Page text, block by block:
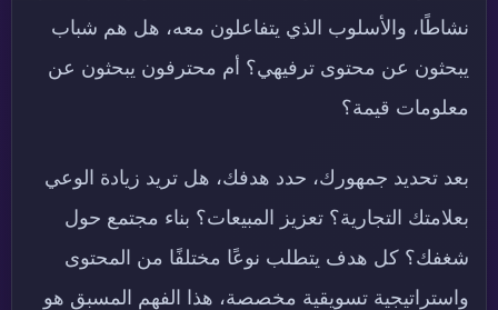
نشاطًا، والأسلوب الذي يتفاعلون معه، هل هم شباب
يبحثون عن محتوى ترفيهي؟ أم محترفون يبحثون عن
معلومات قيمة؟
بعد تحديد جمهورك، حدد هدفك، هل تريد زيادة الوعي
بعلامتك التجارية؟ تعزيز المبيعات؟ بناء مجتمع حول
شغفك؟ كل هدف يتطلب نوعًا مختلفًا من المحتوى
واستراتيجية تسويقية مخصصة، هذا الفهم المسبق هو